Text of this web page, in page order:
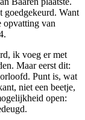
Want
opvatting van
ik voeg er met
Maar eerst dit:
Punt is, wat
niet een beetje,
open: